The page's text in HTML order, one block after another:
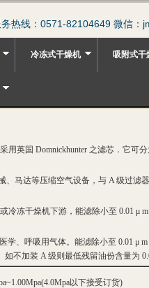
热线：0571-82104649 微信：
冷冻式干燥机 吸附式干
用英国 Domnickhunter 之滤芯．它可
、马达等压缩空气设备，与 A 级过滤
冷冻干燥机下游，能滤除小至 0.01 μ
学、呼吸用气体。能滤除小至 0.01 μ
不加装 A 级则最低残留油份含量为
以下接受订货)